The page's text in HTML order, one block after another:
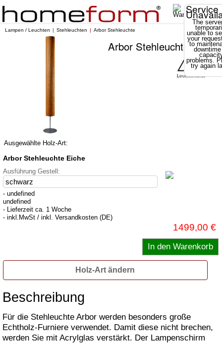
Service
The
unable to
your
to
problems.
try again
Lampen / Leuchten Stehleuchten Arbor Stehleuchte
Arbor Stehleuchte
Ausgewählte Holz-Art:
Arbor Stehleuchte Eiche
Ausführung Gestell:
- undefined
undefined
- Lieferzeit ca. 1 Woche
- inkl.MwSt / inkl. Versandkosten (DE)
1499,00 €
Holz-Art ändern
Beschreibung
Für die Stehleuchte Arbor werden besonders große
Echtholz-Furniere verwendet. Damit diese nicht brechen,
werden Sie mit Acrylglas verstärkt. Der Lampenschirm